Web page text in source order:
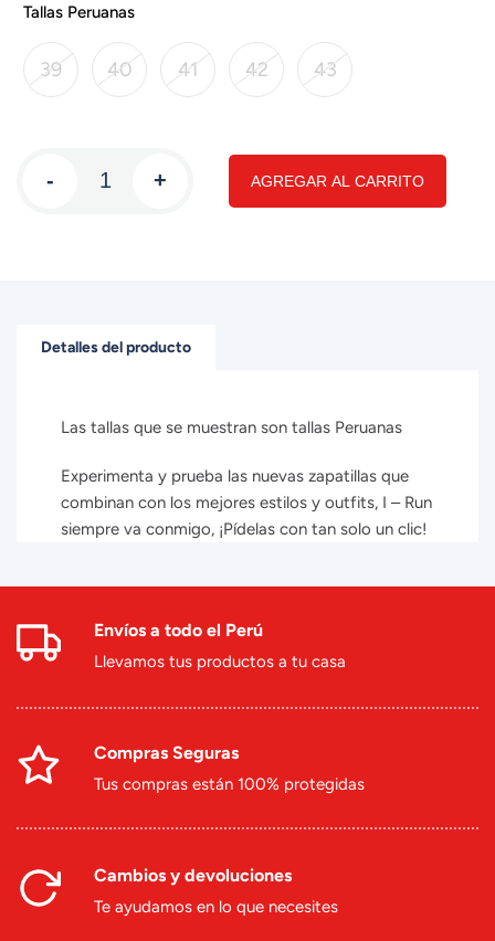
Tallas Peruanas
39 40 41 42 43
- + AGREGAR AL CARRITO
Detalles del producto
Las tallas que se muestran son tallas Peruanas
Experimenta y prueba las nuevas zapatillas que
combinan con los mejores estilos y outfits, I – Run
siempre va conmigo, ¡Pídelas con tan solo un clic!
Envíos a todo el Perú
Llevamos tus productos a tu casa
Compras Seguras
Tus compras están 100% protegidas
Cambios y devoluciones
Te ayudamos en lo que necesites